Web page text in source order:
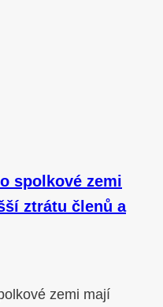
spolkové zemi
ztrátu členů a
zemi mají